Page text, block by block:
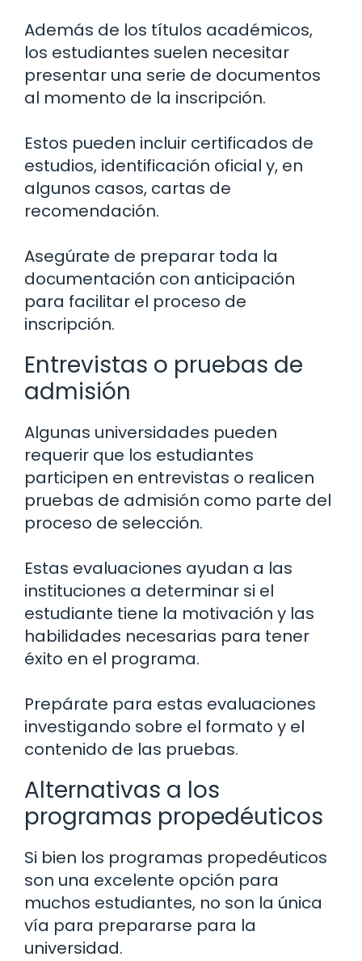
Además de los títulos académicos,
los estudiantes suelen necesitar
presentar una serie de documentos
al momento de la inscripción.
Estos pueden incluir certificados de
estudios, identificación oficial y, en
algunos casos, cartas de
recomendación.
Asegúrate de preparar toda la
documentación con anticipación
para facilitar el proceso de
inscripción.
Entrevistas o pruebas de
admisión
Algunas universidades pueden
requerir que los estudiantes
participen en entrevistas o realicen
pruebas de admisión como parte del
proceso de selección.
Estas evaluaciones ayudan a las
instituciones a determinar si el
estudiante tiene la motivación y las
habilidades necesarias para tener
éxito en el programa.
Prepárate para estas evaluaciones
investigando sobre el formato y el
contenido de las pruebas.
Alternativas a los
programas propedéuticos
Si bien los programas propedéuticos
son una excelente opción para
muchos estudiantes, no son la única
vía para prepararse para la
universidad.